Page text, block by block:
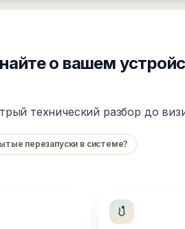
о вашем
технический разбор до
перезапуски в системе?